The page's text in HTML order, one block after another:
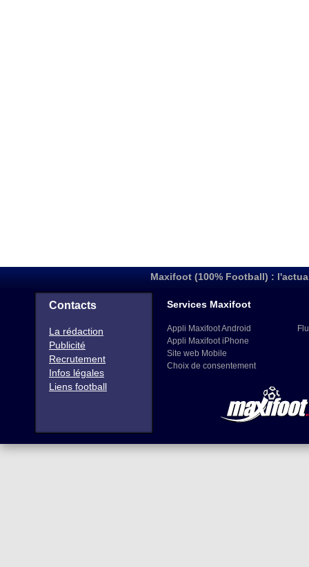
Maxifoot (100% Football) :
Contacts
La rédaction
Publicité
Recrutement
Infos légales
Liens football
Services Maxifoot
Appli Maxifoot Android
Appli Maxifoot iPhone
Site web Mobile
Choix de consentement